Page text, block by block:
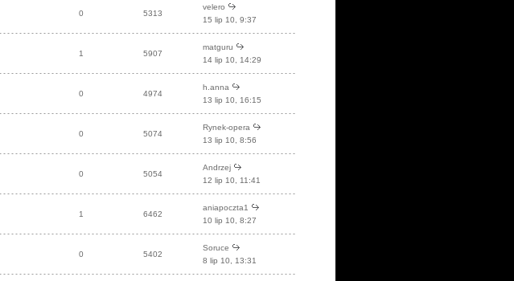
0 5313
velero
15 lip 10, 9:37
1 5907
matguru
14 lip 10, 14:29
0 4974
h.anna
13 lip 10, 16:15
0 5074
Rynek-opera
13 lip 10, 8:56
0 5054
Andrzej
12 lip 10, 11:41
1 6462
aniapoczta1
10 lip 10, 8:27
0 5402
Soruce
8 lip 10, 13:31